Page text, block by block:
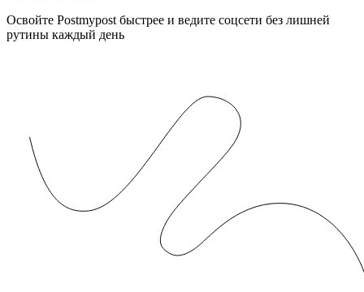
Освойте Postmypost быстрее и ведите соцсети без лишней
рутины каждый день